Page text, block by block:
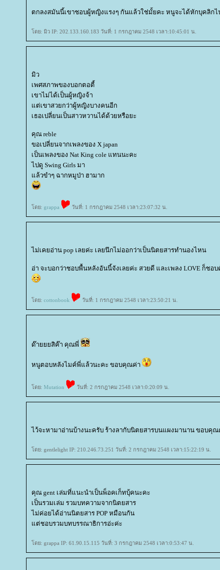
ตกลงสมันนี้เขาชอบผู้หญิงแรงๆ กันแล้วใช่มั้ยคะ หนูจะได้หักบุคลิกไ
ดย: มิว IP: 202.133.160.183 วันที่: 1 กรกฎาคม 2548 เวลา:10:45:01 น.
มิว
เพศสภาพของบอกตอตี้
เขาไม่ได้เป็นผู้หญิงจ้า
ต่เขาสวยกว่าผู้หญิงบางคนอีก
เธอเปลี่ยนเป็นสาวหวานได้ด้วยหรือยะ
คุณ reble
ขอเปลี่ยนจากเพลงของ X japan
เป็นเพลงของ Nat King cole แทนนะคะ
ไปดู Swing Girls มา
ล้วขำๆ ฉากหมูป่า ฮามาก
ดย: grappa วันที่: 1 กรกฎาคม 2548 เวลา:23:07:32 น.
ไม่เคยอ่าน pop เลยค่ะ เลยนึกไม่ออกว่าเป็นนิตยสารทำนองไหน
อ่า จะบอกว่าชอบพื้นหลังอันนี้จังเลยค่ะ สวยดี และเพลง LOVE ก็ชอบ
ดย: cottonbook วันที่: 1 กรกฎาคม 2548 เวลา:23:50:21 น.
ด๊ายยยสิค๊า คุณพี่
หนูตอบหลังไมค์พี่แล้วนะคะ ขอบคุณค่า
ดย: Mutation วันที่: 2 กรกฎาคม 2548 เวลา:0:20:09 น.
ไว้จะหามาอ่านบ้างนะครับ ร้างลากับนิตยสารบนแผงมานาน ขอบคุณ
ดย: gentlelight IP: 210.246.73.251 วันที่: 2 กรกฎาคม 2548 เวลา:15:22:19 น.
คุณ gent เล่มที่แนะนำเป็นพ็อคเก็ทบุ้คนะคะ
เป็นรวมเล่ม รวมบทความจากนิตยสาร
ไม่ค่อยได้อ่านนิตยสาร POP หมือนกัน
ต่ชอบรวมบทบรรณาธิการอ่ะค่ะ
ดย: grappa IP: 61.90.15.115 วันที่: 3 กรกฎาคม 2548 เวลา:0:53:47 น.